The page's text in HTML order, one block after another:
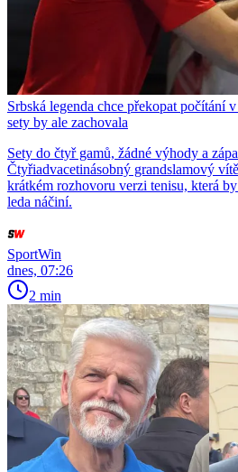
Srbská legenda chce překopat počítání
sety by ale zachovala
Sety do čtyř gamů, žádné výhody a
Čtyřiadvacetinásobný grandslamový
krátkém rozhovoru verzi tenisu, která
leda náčiní.
SportWin
dnes, 07:26
2 min